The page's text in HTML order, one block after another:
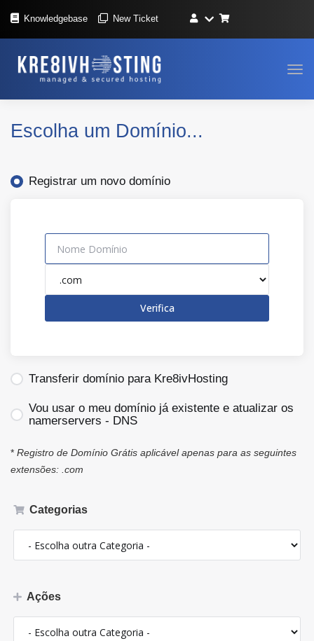
Knowledgebase New Ticket
Escolha um Domínio...
Categorias
Ações
Registrar um novo domínio
Verifica
Transferir domínio para Kre8ivHosting
Vou usar o meu domínio já existente e atualizar os
namerservers - DNS
* Registro de Domínio Grátis aplicável apenas para as seguintes
extensões: .com